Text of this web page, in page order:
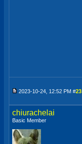
2023-10-24, 12:52 PM #23
chiurachelai
Basic Member